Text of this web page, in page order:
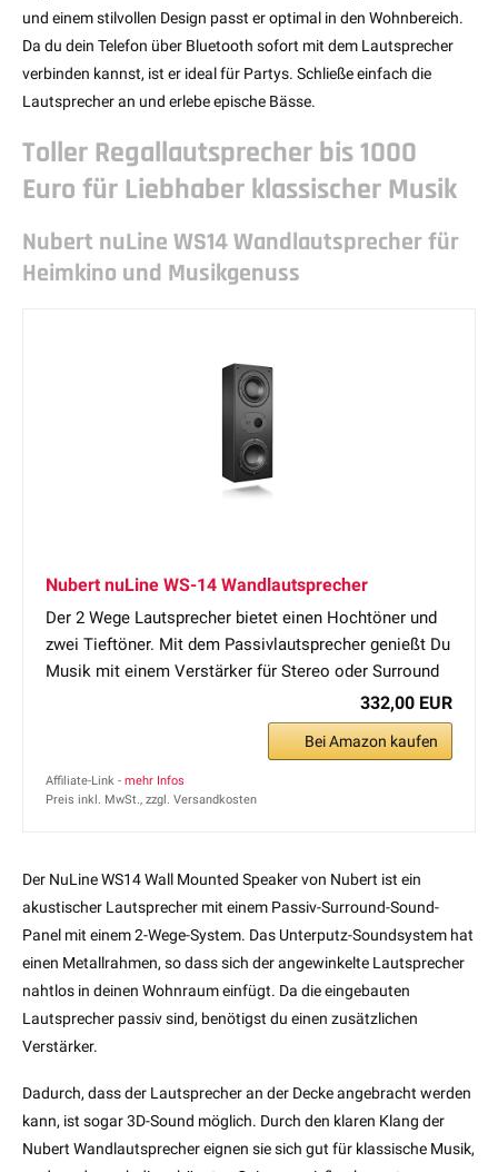
und einem stilvollen Design passt er optimal in den Wohnbereich.
Da du dein Telefon über Bluetooth sofort mit dem Lautsprecher
verbinden kannst, ist er ideal für Partys. Schließe einfach die
Lautsprecher an und erlebe epische Bässe.
Toller Regallautsprecher bis 1000
Euro für Liebhaber klassischer Musik
Nubert nuLine WS14 Wandlautsprecher für
Heimkino und Musikgenuss
Nubert nuLine WS-14 Wandlautsprecher
Der 2 Wege Lautsprecher bietet einen Hochtöner und
zwei Tieftöner. Mit dem Passivlautsprecher genießt Du
Musik mit einem Verstärker für Stereo oder Surround
332,00 EUR
Bei Amazon kaufen
Affiliate-Link - mehr Infos
Preis inkl. MwSt., zzgl. Versandkosten
Der NuLine WS14 Wall Mounted Speaker von Nubert ist ein
akustischer Lautsprecher mit einem Passiv-Surround-Sound-
Panel mit einem 2-Wege-System. Das Unterputz-Soundsystem hat
einen Metallrahmen, so dass sich der angewinkelte Lautsprecher
nahtlos in deinen Wohnraum einfügt. Da die eingebauten
Lautsprecher passiv sind, benötigst du einen zusätzlichen
Verstärker.
Dadurch, dass der Lautsprecher an der Decke angebracht werden
kann, ist sogar 3D-Sound möglich. Durch den klaren Klang der
Nubert Wandlautsprecher eignen sie sich gut für klassische Musik,